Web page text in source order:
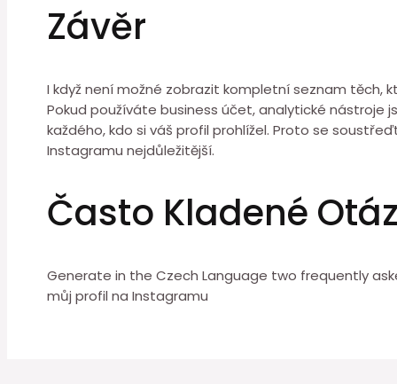
Závěr
I když není možné zobrazit kompletní seznam těch,
Pokud používáte business účet, analytické nástroje
každého, kdo si váš profil prohlížel. Proto se
Instagramu nejdůležitější.
Často Kladené
Generate in the Czech Language two frequently
můj profil na Instagramu